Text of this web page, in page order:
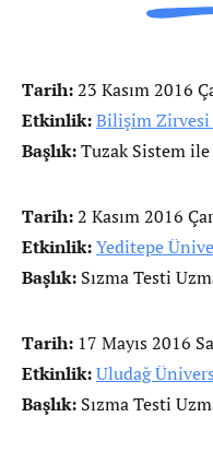
Tarih:23 Kasım 2016
Etkinlik:Bilişim Zirvesi
Başlık:Tuzak Sistem ile
Tarih:2 Kasım 2016
Etkinlik:Yeditepe
Başlık: Sızma Testi
Tarih: 17 Mayıs 2016
Etkinlik:Uludağ
Başlık: Sızma Testi